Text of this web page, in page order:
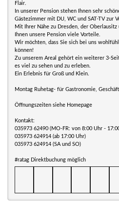
Flair.
In unserer Pension stehen Ihnen sehr
Gästezimmer mit DU, WC und SAT-TV zur
Mit Ihrer Nähe zu Dresden, der
Ihnen unsere Pension viele Vorteile.
Wir möchten, dass Sie sich bei uns
können!
Zu unserem Areal gehört ein weiterer 3-
es viel zu sehen und zu erleben.
Ein Erlebnis für Groß und Klein.
Montag Ruhetag- für Gastronomie,
Öffnungszeiten siehe Homepage
Kontakt:
035973 62490 (MO-FR: von 8:00 Uhr -
035973 624914 (ab 17:00 Uhr)
035973 624914 (SA und SO)
#ratag Direktbuchung möglich